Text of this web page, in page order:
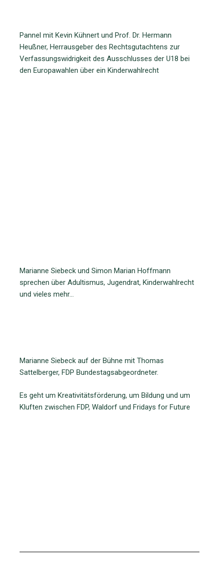
Pannel mit Kevin Kühnert und Prof. Dr. Hermann
Heußner, Herrausgeber des Rechtsgutachtens zur
Verfassungswidrigkeit des Ausschlusses der U18 bei
den Europawahlen über ein Kinderwahlrecht
Marianne Siebeck und Simon Marian Hoffmann
sprechen über Adultismus, Jugendrat, Kinderwahlrecht
und vieles mehr…
Marianne Siebeck auf der Bühne mit Thomas
Sattelberger, FDP Bundestagsabgeordneter.
Es geht um Kreativitätsförderung, um Bildung und um
Kluften zwischen FDP, Waldorf und Fridays for Future